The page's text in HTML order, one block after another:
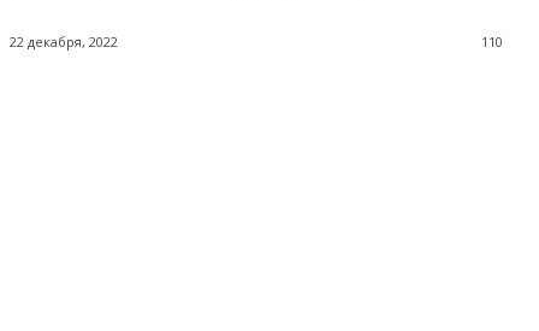
22 декабря, 2022 110